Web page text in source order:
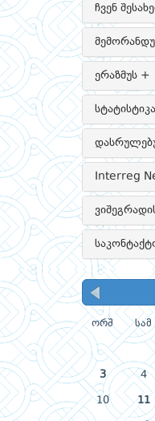
ჩვენ
ერაზმუს +
სტატისტიკა
Interreg
ორშ სამ
3 4
10 11